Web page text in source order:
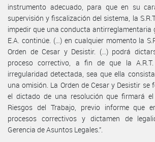
instrumento adecuado, para que en su
supervisión y fiscalización del sistema, la
impedir que una conducta antirreglamentaria
E.A. continúe. (…) en cualquier momento la
Orden de Cesar y Desistir. (…) podrá
proceso correctivo, a fin de que la
irregularidad detectada, sea que ella
una omisión. La Orden de Cesar y Desistir se
el dictado de una resolución que firmará el
Riesgos del Trabajo, previo informe que
procesos correctivos y dictamen de
Gerencia de Asuntos Legales.”.